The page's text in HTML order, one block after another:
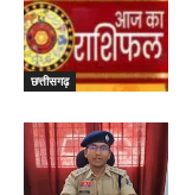
छत्तीसगढ़